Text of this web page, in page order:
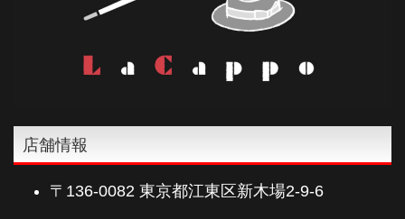
店舗情報
〒136-0082 東京都江東区新木場2-9-6